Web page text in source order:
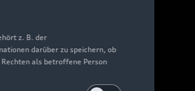
z. B. der
darüber zu speichern, ob
als betroffene Person